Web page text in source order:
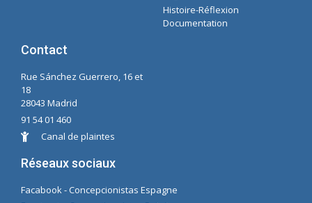
Histoire-Réflexion
Documentation
Contact
Rue Sánchez Guerrero, 16 et
18
28043 Madrid
91 54 01 460
Canal de plaintes
Réseaux sociaux
Facabook - Concepcionistas Espagne